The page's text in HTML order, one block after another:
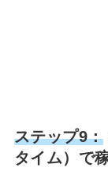
ステップ9：
タイム）で